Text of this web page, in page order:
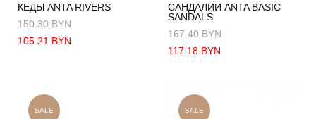
КЕДЫ ANTA RIVERS
150.30 BYN
105.21 BYN
САНДАЛИИ ANTA BASIC
SANDALS
167.40 BYN
117.18 BYN
SALE SALE